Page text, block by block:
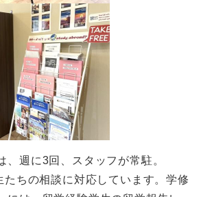
、週に3回、スタッフが常駐。
ちの相談に対応しています。学修